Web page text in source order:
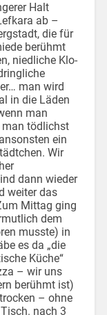
Halt
ab –
die für
berühmt
niedliche Klo-
man wird
in die Läden
man
tödlichst
ein
Wir
dann wieder
weiter das
Mittag ging
dem
musste) in
es da „die
Küche“
– wir uns
berühmt ist)
– ohne
nach 3